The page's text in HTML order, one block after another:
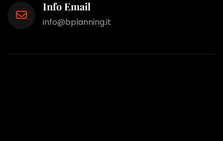
Info Email
info@bplanning.it